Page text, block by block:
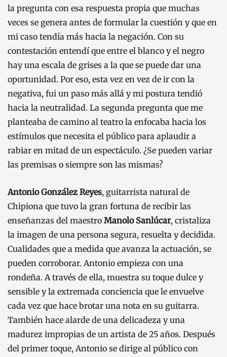
la pregunta con esa respuesta propia que muchas
veces se genera antes de formular la cuestión y que en
mi caso tendía más hacia la negación. Con su
contestación entendí que entre el blanco y el negro
hay una escala de grises a la que se puede dar una
oportunidad. Por eso, esta vez en vez de ir con la
negativa, fui un paso más allá y mi postura tendió
hacia la neutralidad. La segunda pregunta que me
planteaba de camino al teatro la enfocaba hacia los
estímulos que necesita el público para aplaudir a
rabiar en mitad de un espectáculo. ¿Se pueden variar
las premisas o siempre son las mismas?
Antonio González Reyes, guitarrista natural de
Chipiona que tuvo la gran fortuna de recibir las
enseñanzas del maestro Manolo Sanlúcar, cristaliza
la imagen de una persona segura, resuelta y decidida.
Cualidades que a medida que avanza la actuación, se
pueden corroborar. Antonio empieza con una
rondeña. A través de ella, muestra su toque dulce y
sensible y la extremada conciencia que le envuelve
cada vez que hace brotar una nota en su guitarra.
También hace alarde de una delicadeza y una
madurez impropias de un artista de 25 años. Después
del primer toque, Antonio se dirige al público con